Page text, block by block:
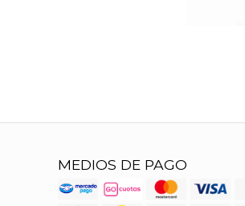
MEDIOS DE PAGO